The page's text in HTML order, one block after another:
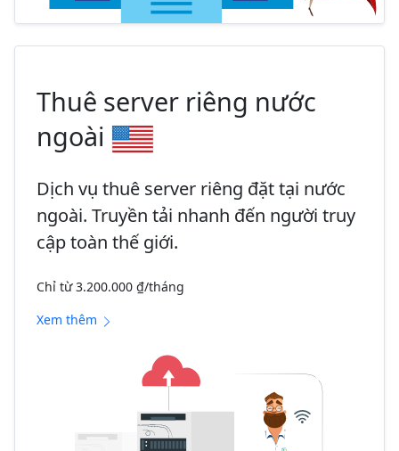
Thuê server riêng nước
ngoài
Dịch vụ thuê server riêng đặt tại nước
ngoài. Truyền tải nhanh đến người truy
cập toàn thế giới.
Chỉ từ 3.200.000 ₫/tháng
Xem thêm